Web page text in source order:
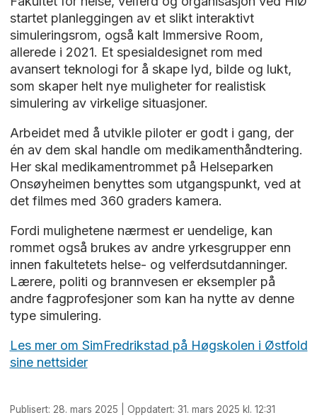
startet planleggingen av et slikt interaktivt
simuleringsrom, også kalt Immersive Room,
allerede i 2021. Et spesialdesignet rom med
avansert teknologi for å skape lyd, bilde og lukt,
som skaper helt nye muligheter for realistisk
simulering av virkelige situasjoner.
Arbeidet med å utvikle piloter er godt i gang, der
én av dem skal handle om medikamenthåndtering.
Her skal medikamentrommet på Helseparken
Onsøyheimen benyttes som utgangspunkt, ved at
det filmes med 360 graders kamera.
Fordi mulighetene nærmest er uendelige, kan
rommet også brukes av andre yrkesgrupper enn
innen fakultetets helse- og velferdsutdanninger.
Lærere, politi og brannvesen er eksempler på
andre fagprofesjoner som kan ha nytte av denne
type simulering.
Les mer om SimFredrikstad på Høgskolen i Østfold
sine nettsider
Publisert: 28. mars 2025 | Oppdatert: 31. mars 2025 kl. 12:31